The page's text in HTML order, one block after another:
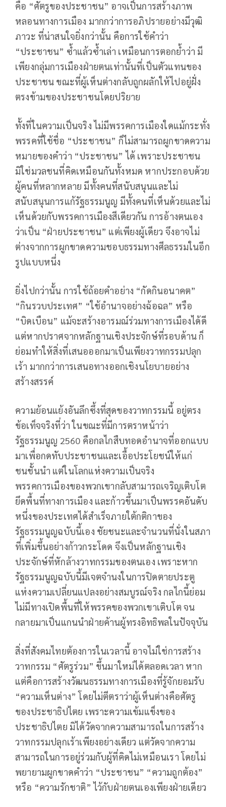
คือ “ศัตรูของประชาชน” อาจเป็นการสร้างภาพ
หลอนทางการเมือง มากกว่าการอภิปรายอย่างมีวุฒิ
ภาวะ ที่น่าสนใจยิ่งกว่านั้น คือการใช้คำว่า
“ประชาชน” ซ้ำแล้วซ้ำเล่า เหมือนการตอกย้ำว่า มี
เพียงกลุ่มการเมืองฝ่ายตนเท่านั้นที่เป็นตัวแทนของ
ประชาชน ขณะที่ผู้เห็นต่างกลับถูกผลักให้ไปอยู่ฝั่ง
ตรงข้ามของประชาชนโดยปริยาย
ทั้งที่ในความเป็นจริง ไม่มีพรรคการเมืองใดแม้กระทั่ง
พรรคที่ใช้ชื่อ “ประชาชน” ก็ไม่สามารถผูกขาดความ
หมายของคำว่า “ประชาชน” ได้ เพราะประชาชน
มิใช่มวลชนที่คิดเหมือนกันทั้งหมด หากประกอบด้วย
ผู้คนที่หลากหลาย มีทั้งคนที่สนับสนุนและไม่
สนับสนุนการแก้รัฐธรรมนูญ มีทั้งคนที่เห็นด้วยและไม่
เห็นด้วยกับพรรคการเมืองสีเดียวกัน การอ้างตนเอง
ว่าเป็น “ฝ่ายประชาชน” แต่เพียงผู้เดียว จึงอาจไม่
ต่างจากการผูกขาดความชอบธรรมทางศีลธรรมในอีก
รูปแบบหนึ่ง
ยิ่งไปกว่านั้น การใช้ถ้อยคำอย่าง “กัดกินอนาคต”
“กินรวบประเทศ” “ใช้อำนาจอย่างฉ้อฉล” หรือ
“บิดเบือน” แม้จะสร้างอารมณ์ร่วมทางการเมืองได้ดี
แต่หากปราศจากหลักฐานเชิงประจักษ์ที่รอบด้าน ก็
ย่อมทำให้สิ่งที่เสนอออกมาเป็นเพียงวาทกรรมปลุก
เร้า มากกว่าการเสนอทางออกเชิงนโยบายอย่าง
สร้างสรรค์
ความย้อนแย้งอันลึกซึ้งที่สุดของวาทกรรมนี้ อยู่ตรง
ข้อเท็จจริงที่ว่า ในขณะที่มีการตราหน้าว่า
รัฐธรรมนูญ 2560 คือกลไกสืบทอดอำนาจที่ออกแบบ
มาเพื่อกดทับประชาชนและเอื้อประโยชน์ให้แก่
ชนชั้นนำ แต่ในโลกแห่งความเป็นจริง
พรรคการเมืองของพวกเขากลับสามารถเจริญเติบโต
ยึดพื้นที่ทางการเมือง และก้าวขึ้นมาเป็นพรรคอันดับ
หนึ่งของประเทศได้สำเร็จภายใต้กติกาของ
รัฐธรรมนูญฉบับนี้เอง ชัยชนะและจำนวนที่นั่งในสภา
ที่เพิ่มขึ้นอย่างก้าวกระโดด จึงเป็นหลักฐานเชิง
ประจักษ์ที่หักล้างวาทกรรมของตนเอง เพราะหาก
รัฐธรรมนูญฉบับนี้มีเจตจำนงในการปิดตายประตู
แห่งความเปลี่ยนแปลงอย่างสมบูรณ์จริง กลไกนี้ย่อม
ไม่มีทางเปิดพื้นที่ให้พรรคของพวกเขาเติบโต จน
กลายมาเป็นแกนนำฝ่ายค้านผู้ทรงอิทธิพลในปัจจุบัน
สิ่งที่สังคมไทยต้องการในเวลานี้ อาจไม่ใช่การสร้าง
วาทกรรม “ศัตรูร่วม” ขึ้นมาใหม่ได้ตลอดเวลา หาก
แต่คือการสร้างวัฒนธรรมทางการเมืองที่รู้จักยอมรับ
“ความเห็นต่าง” โดยไม่ตีตราว่าผู้เห็นต่างคือศัตรู
ของประชาธิปไตย เพราะความเข้มแข็งของ
ประชาธิปไตย มิได้วัดจากความสามารถในการสร้าง
วาทกรรมปลุกเร้าเพียงอย่างเดียว แต่วัดจากความ
สามารถในการอยู่ร่วมกับผู้ที่คิดไม่เหมือนเรา โดยไม่
พยายามผูกขาดคำว่า “ประชาชน” “ความถูกต้อง”
หรือ “ความรักชาติ” ไว้กับฝ่ายตนเองเพียงฝ่ายเดียว